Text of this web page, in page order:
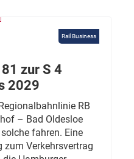
Rail Business
zur S 4
2029
RB
– Bad Oldesloe
fahren. Eine
zum Verkehrsvertrag